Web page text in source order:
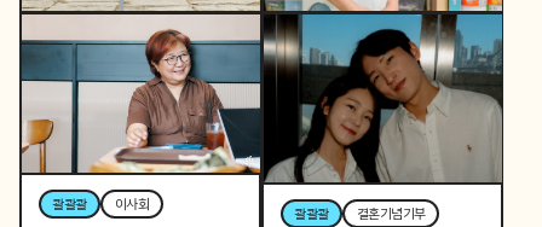
역사활동가
토요일 오후, 역사활동가
로 변신하는 직장인 P의
이중생활
콸콸콸 뷰티풀커넥트
우리 동네가 어제보다 다
정해지는 법
콸콸콸 이사회
콸콸콸 결혼기념기부